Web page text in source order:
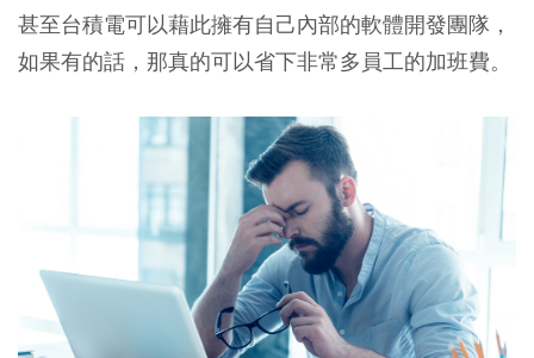
甚至台積電可以藉此擁有自己內部的軟體開發團隊，
如果有的話，那真的可以省下非常多員工的加班費。